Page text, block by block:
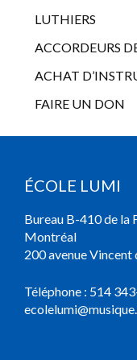
LUTHIERS
ACCORDEURS
ACHAT
FAIRE UN DON
ÉCOLE LUMI
Bureau B-410 de la
Montréal
200 avenue
Téléphone : 514